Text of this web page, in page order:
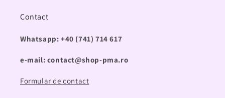
Contact
Whatsapp: +40 (741) 714 617
e-mail: contact@shop-pma.ro
Formular de contact